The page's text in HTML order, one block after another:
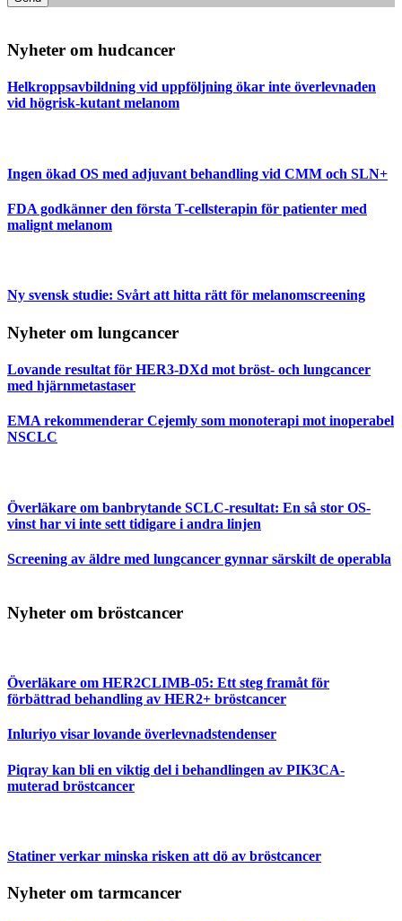
Nyheter om hudcancer
Helkroppsavbildning vid uppföljning ökar inte överlevnaden
vid högrisk-kutant melanom
Ingen ökad OS med adjuvant behandling vid CMM och SLN+
FDA godkänner den första T-cellsterapin för patienter med
malignt melanom
Ny svensk studie: Svårt att hitta rätt för melanomscreening
Nyheter om lungcancer
Lovande resultat för HER3-DXd mot bröst- och lungcancer
med hjärnmetastaser
EMA rekommenderar Cejemly som monoterapi mot inoperabel
NSCLC
Överläkare om banbrytande SCLC-resultat: En så stor OS-
vinst har vi inte sett tidigare i andra linjen
Screening av äldre med lungcancer gynnar särskilt de operabla
Nyheter om bröstcancer
Överläkare om HER2CLIMB-05: Ett steg framåt för
förbättrad behandling av HER2+ bröstcancer
Inluriyo visar lovande överlevnadstendenser
Piqray kan bli en viktig del i behandlingen av PIK3CA-
muterad bröstcancer
Statiner verkar minska risken att dö av bröstcancer
Nyheter om tarmcancer